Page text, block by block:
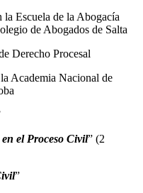
Escuela de la Abogacía
de Abogados de Salta
Derecho Procesal
Academia Nacional de
el Proceso Civil” (2
”